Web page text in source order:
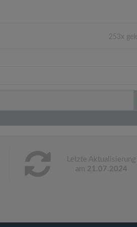
253x
Letzte Aktualisierung
am 21.07.2024